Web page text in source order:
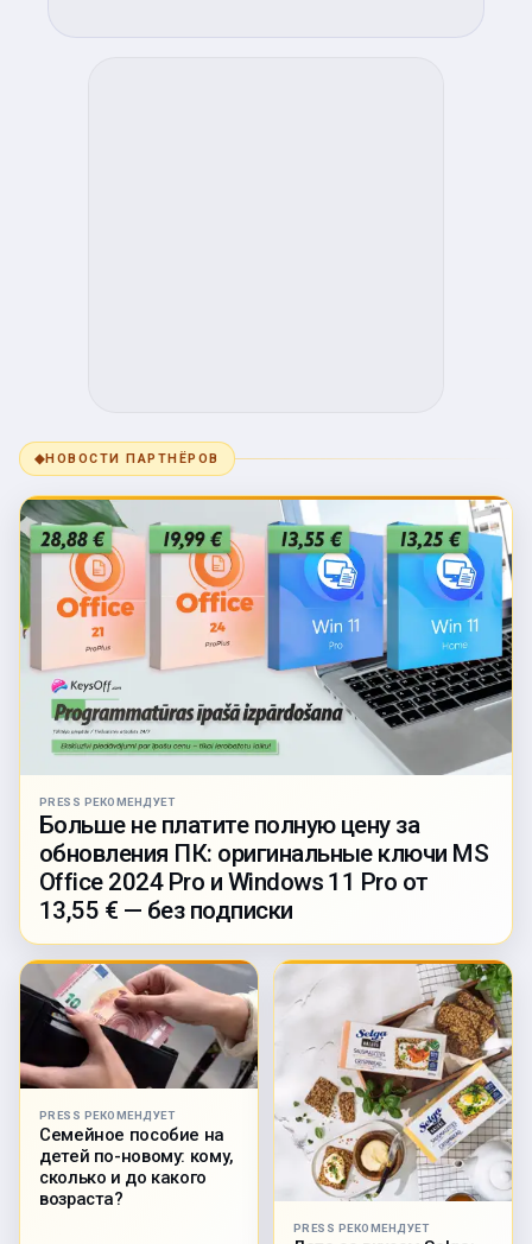
◆НОВОСТИ ПАРТНЁРОВ
PRESS РЕКОМЕНДУЕТ
Больше не платите полную цену за
обновления ПК: оригинальные ключи MS
Office 2024 Pro и Windows 11 Pro от
13,55 € — без подписки
PRESS РЕКОМЕНДУЕТ
Семейное пособие на
детей по-новому: кому,
сколько и до какого
возраста?
PRESS РЕКОМЕНДУЕТ